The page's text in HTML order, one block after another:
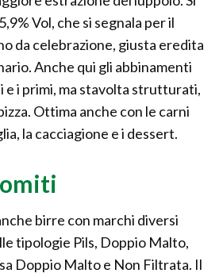
Vol, che si segnala per il
da celebrazione, giusta eredita
Anche qui gli abbinamenti
e i primi, ma stavolta strutturati,
Ottima anche con le carni
la cacciagione e i dessert.
birre con marchi diversi
tipologie Pils, Doppio Malto,
Doppio Malto e Non Filtrata. Il